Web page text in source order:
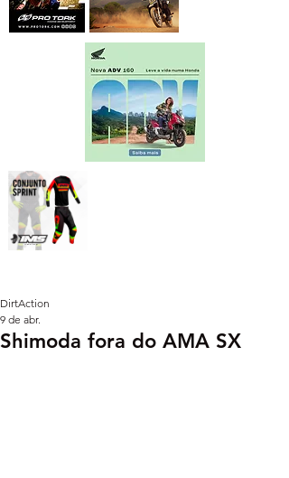
Shimoda fora do AMA SX
DirtAction
9 de abr.